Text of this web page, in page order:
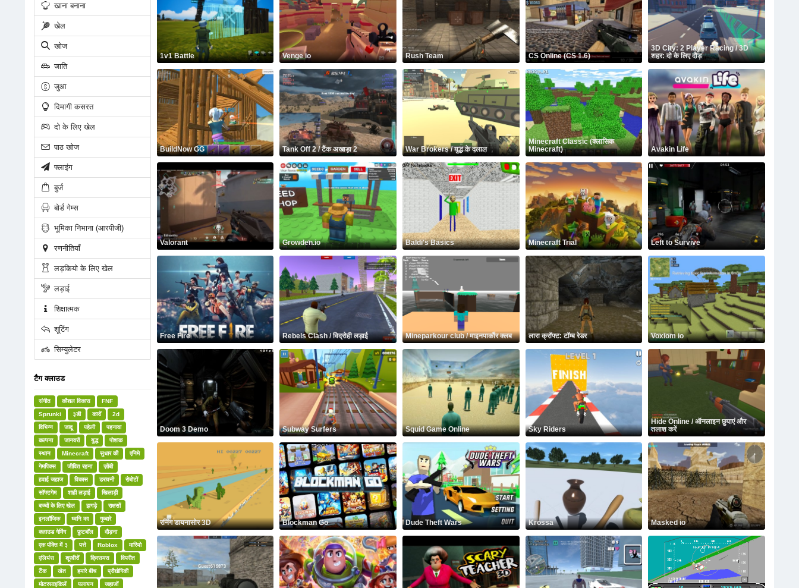
खाना बनाना
खेल
खोज
जाति
जुआ
दिमागी कसरत
दो के लिए खेल
पाठ खोज
फ्लाइंग
बुर्ज
बोर्ड गेम्स
भूमिका निभाना (आरपीजी)
रणनीतियाँ
लड़कियो के लिए खेल
लड़ाई
शिक्षात्मक
शूटिंग
सिम्युलेटर
टैग क्लाउड
संगीत कौशल विकास
FNF
Sprunki
३डी कारों
2d
विभिन्न
जादू पहेली
पहनावा
कल्पना
जानवरों युद्ध
पोशाक
स्थान
Minecraft सुधार की
एनिमे
गेमपिक्स
जीवित रहना
ज़ोंबी
हवाई जहाज
विकास डरावनी
रोबोटों
सॉफ्टगेम
शाही लड़ाई
खिलाड़ी
बच्चों के लिए खेल
झगड़े
राक्षसों
इनलॉजिक
ध्वनि का
गुब्बारे
क्लाउड गेमिंग
फ़ुटबॉल
दौड़ना
एक पंक्ति में ३
पत्ते Roblox
मारियो
एलियंस
शूरवीरों क्रिसमस
विपरीत
टैंक
खेत हमारे बीच
प्रौद्योगिकी
मोटरसाइकिलें
पलायन
जहाजों
1v1 Battle Venge io Rush Team CS Online (CS 1.6)
3D City: 2 Player Racing / 3D
शहर: दो के लिए दौड़
BuildNow GG Tank Off 2 / टैंक अखाड़ा 2 War Brokers / युद्ध के दलाल
Minecraft Classic (क्लासिक
Minecraft)
Avakin Life
Valorant Growden.io Baldi's Basics Minecraft Trial Left to Survive
Free Fire Rebels Clash / विद्रोही लड़ाई Mineparkour club / माइनपार्कौर क्लब लारा क्रॉफ्ट: टॉम्ब रेडर Voxiom io
Doom 3 Demo Subway Surfers Squid Game Online Sky Riders
Hide Online / ऑनलाइन छुपाएं और
तलाश करें
रनिंग डायनासोर 3D Blockman Go Dude Theft Wars Krossa Masked io